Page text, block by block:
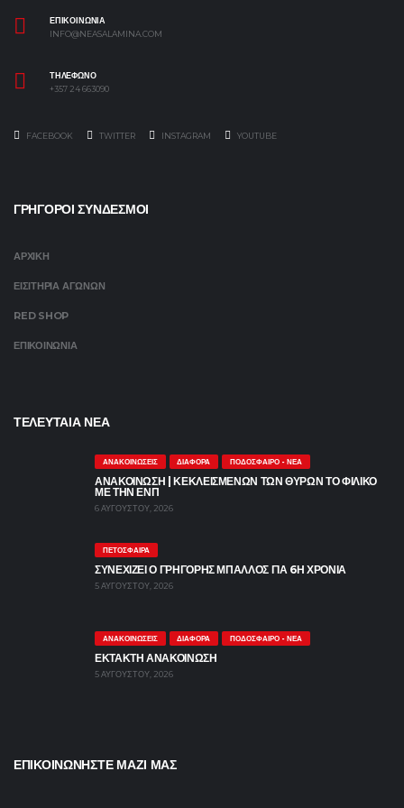
ΕΠΙΚΟΙΝΩΝΙΑ
INFO@NEASALAMINA.COM
ΤΗΛΕΦΩΝΟ
+357 24 663090
FACEBOOK TWITTER INSTAGRAM YOUTUBE
ΓΡΗΓΟΡΟΙ ΣΥΝΔΕΣΜΟΙ
ΑΡΧΙΚΗ
ΕΙΣΙΤΗΡΙΑ ΑΓΩΝΩΝ
RED SHOP
ΕΠΙΚΟΙΝΩΝΙΑ
ΤΕΛΕΥΤΑΙΑ ΝΕΑ
ΑΝΑΚΟΙΝΏΣΕΙΣ ΔΙΆΦΟΡΑ ΠΟΔΌΣΦΑΙΡΟ - ΝΈΑ
ΑΝΑΚΟΙΝΩΣΗ | ΚΕΚΛΕΙΣΜΕΝΩΝ ΤΩΝ ΘΥΡΩΝ ΤΟ ΦΙΛΙΚΟ
ΜΕ ΤΗΝ ΕΝΠ
6 ΑΥΓΟΎΣΤΟΥ, 2026
ΠΕΤΌΣΦΑΙΡΑ
ΣΥΝΕΧΙΖΕΙ Ο ΓΡΗΓΟΡΗΣ ΜΠΑΛΛΟΣ ΓΙΑ 6Η ΧΡΟΝΙΑ
5 ΑΥΓΟΎΣΤΟΥ, 2026
ΑΝΑΚΟΙΝΏΣΕΙΣ ΔΙΆΦΟΡΑ ΠΟΔΌΣΦΑΙΡΟ - ΝΈΑ
ΕΚΤΑΚΤΗ ΑΝΑΚΟΙΝΩΣΗ
5 ΑΥΓΟΎΣΤΟΥ, 2026
ΕΠΙΚΟΙΝΩΝΗΣΤΕ ΜΑΖΙ ΜΑΣ